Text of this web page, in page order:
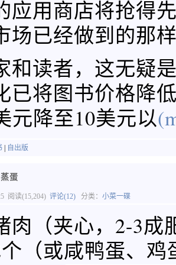
应用商店将抢得
场已经做到的那
和读者，这无疑
已将图书价格降
元降至10美元以
自出版
蛋
阅读(15,204) 评论(12) 分类： 小菜一碟
肉（夹心，2-3成
（或咸鸭蛋、鸡